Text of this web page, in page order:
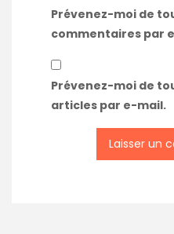
Prévenez-moi de
commentaires par
Prévenez-moi de
articles par e-mail.